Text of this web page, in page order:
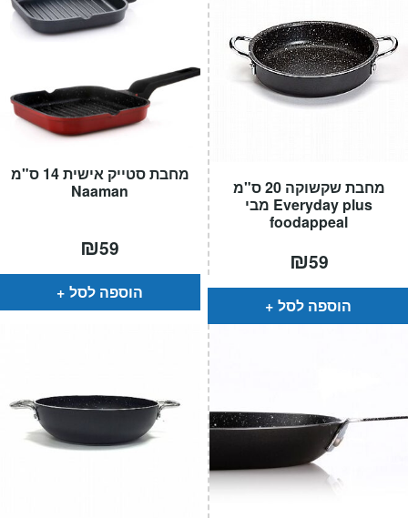
מחבת סטייק אישית 14 ס"מ
Naaman
₪59
הוספה לסל
מחבת שקשוקה 20 ס"מ
Everyday plus מבי
foodappeal
₪59
הוספה לסל